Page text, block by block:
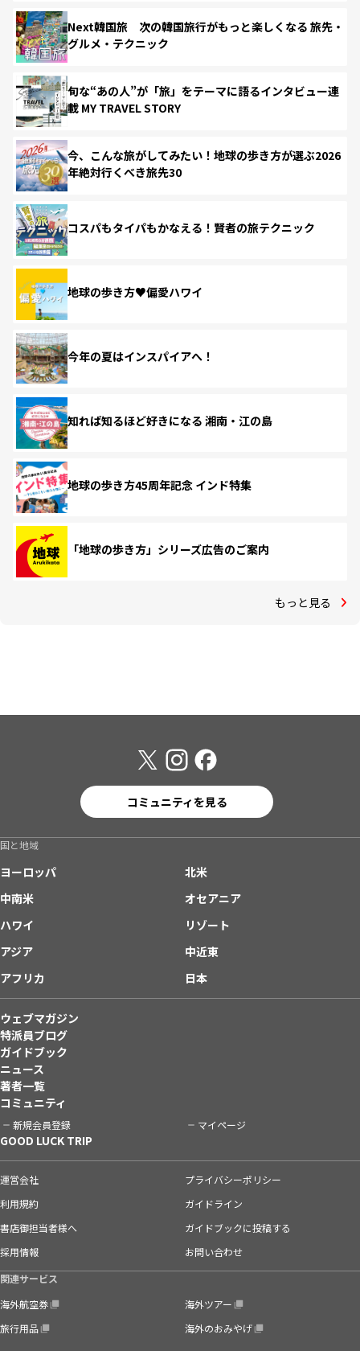
Next韓国旅 次の韓国旅行がもっと楽しくなる 旅先・
グルメ・テクニック
旬な“あの人”が「旅」をテーマに語るインタビュー連
載 MY TRAVEL STORY
今、こんな旅がしてみたい！地球の歩き方が選ぶ2026
年絶対行くべき旅先30
コスパもタイパもかなえる！賢者の旅テクニック
地球の歩き方♥偏愛ハワイ
今年の夏はインスパイアへ！
知れば知るほど好きになる 湘南・江の島
地球の歩き方45周年記念 インド特集
「地球の歩き方」シリーズ広告のご案内
もっと見る
コミュニティを見る
国と地域
ヨーロッパ
北米
中南米
オセアニア
ハワイ
リゾート
アジア
中近東
アフリカ
日本
ウェブマガジン
特派員ブログ
ガイドブック
ニュース
著者一覧
コミュニティ
新規会員登録 マイページ
GOOD LUCK TRIP
運営会社
プライバシーポリシー
利用規約
ガイドライン
書店御担当者様へ
ガイドブックに投稿する
採用情報
お問い合わせ
関連サービス
海外航空券
海外ツアー
旅行用品
海外のおみやげ